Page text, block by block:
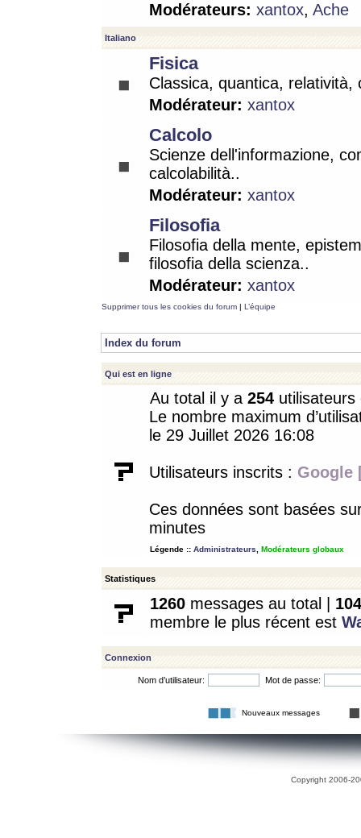
Modérateurs: xantox, Ache
Italiano
Fisica
Classica, quantica, relatività,
Modérateur: xantox
Calcolo
Scienze dell'informazione,
calcolabilità..
Modérateur: xantox
Filosofia
Filosofia della mente,
filosofia della scienza..
Modérateur: xantox
Supprimer tous les cookies du forum | L’équipe
Index du forum
Qui est en ligne
Au total il y a 254
Le nombre maximum
le 29 Juillet 2026 16:08
Utilisateurs inscrits : Google
Ces données sont basées
minutes
Légende :: Administrateurs Modérateurs globaux
Statistiques
1260 messages au total | 104
membre le plus récent est
Connexion
Nom d’utilisateur: Mot de passe:
Nouveaux messages
Copyright 2006-